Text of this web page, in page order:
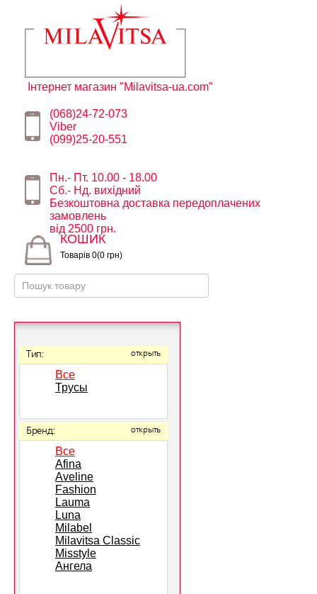
Інтернет магазин "Milavitsa-ua.com"
(068)24-72-073
Viber
(099)25-20-551
Пн.- Пт. 10.00 - 18.00
Сб.- Нд. вихідний
Безкоштовна доставка передоплачених
замовлень
від 2500 грн.
КОШИК
Товарів 0(0 грн)
Тип: открыть
Все
Трусы
Бренд: открыть
Все
Afina
Aveline
Fashion
Lauma
Luna
Milabel
Milavitsa Classic
Misstyle
Ангела